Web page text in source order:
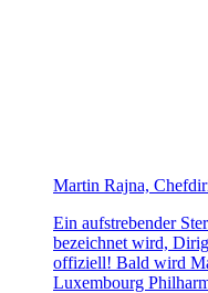
Martin Rajna,
Ein aufstrebender
bezeichnet wird,
offiziell! Bald wird
Luxembourg